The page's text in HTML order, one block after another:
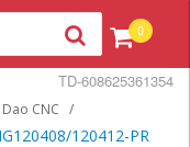
0
Dao CNC
120412-PR
TD-608625361354